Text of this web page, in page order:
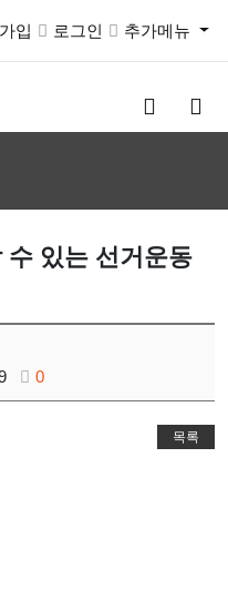
입 로그인 추가메뉴
검
색
메
뉴
있는 선거운동
0
목록